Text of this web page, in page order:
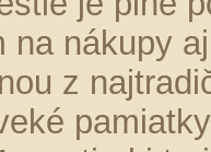
na nákupy
z